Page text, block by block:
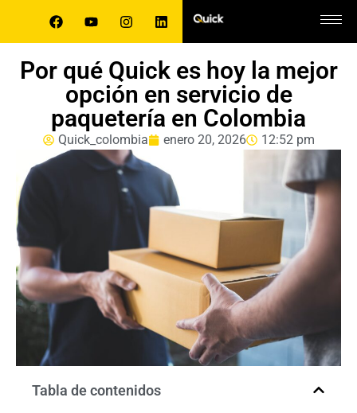
Por qué Quick es hoy la mejor
opción en servicio de
paquetería en Colombia
Quick_colombia enero 20, 2026 12:52 pm
Tabla de contenidos